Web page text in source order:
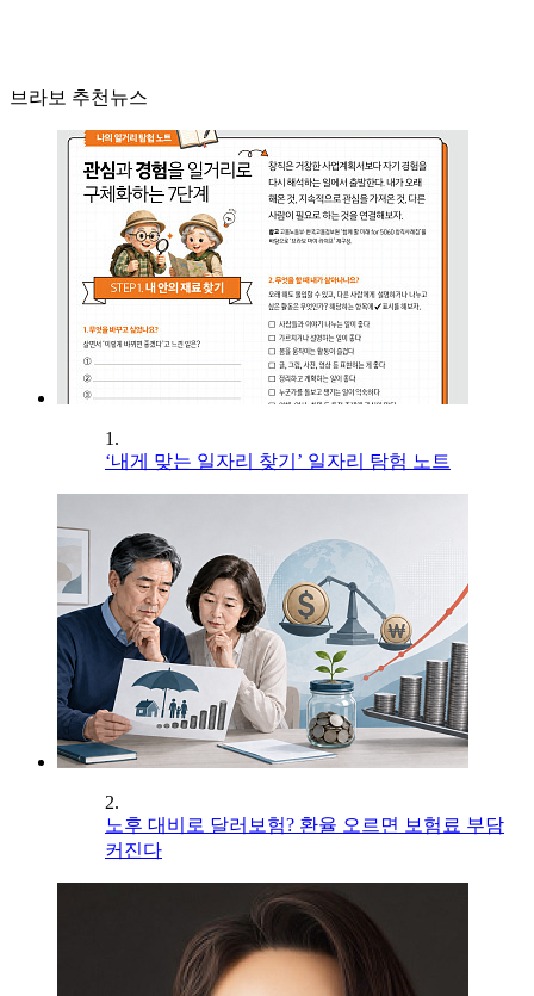
브라보 추천뉴스
1.
‘내게 맞는 일자리 찾기’ 일자리 탐험 노트
2.
노후 대비로 달러보험? 환율 오르면 보험료 부담
커진다